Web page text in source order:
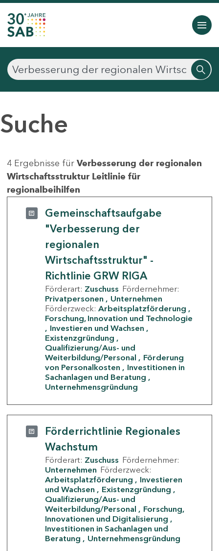
Suche
4 Ergebnisse für Verbesserung der regionalen
Wirtschaftsstruktur Leitlinie für
regionalbeihilfen
Gemeinschaftsaufgabe
"Verbesserung der
regionalen
Wirtschaftsstruktur" -
Richtlinie GRW RIGA
Förderart: Zuschuss Fördernehmer:
Privatpersonen
Unternehmen
Förderzweck: Arbeitsplatzförderung
Forschung, Innovation und Technologie
Investieren und Wachsen
Existenzgründung
Qualifizierung/Aus- und
Weiterbildung/Personal
Förderung
von Personalkosten
Investitionen in
Sachanlagen und Beratung
Unternehmensgründung
Förderrichtlinie Regionales
Wachstum
Förderart: Zuschuss Fördernehmer:
Unternehmen Förderzweck:
Arbeitsplatzförderung
Investieren
und Wachsen
Existenzgründung
Qualifizierung/Aus- und
Weiterbildung/Personal
Forschung,
Innovationen und Digitalisierung
Investitionen in Sachanlagen und
Beratung
Unternehmensgründung